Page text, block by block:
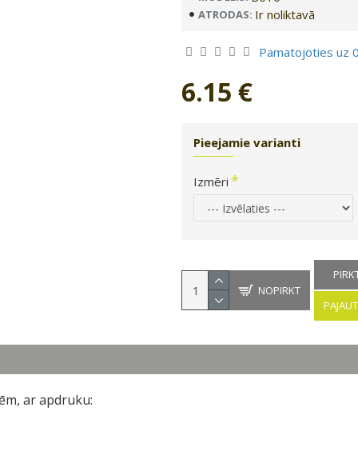
ATRODAS: Ir noliktavā
Pamatojoties uz
6.15 €
Pieejamie varianti
Izmēri
NOPIRKT
ar apdruku: